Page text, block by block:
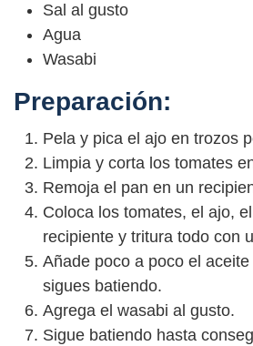
Sal al gusto
Agua
Wasabi
Preparación:
Pela y pica el ajo en trozos
Limpia y corta los tomates
Remoja el pan en un
Coloca los tomates, el ajo,
recipiente y tritura todo con
Añade poco a poco el
sigues batiendo.
Agrega el wasabi al gusto.
Sigue batiendo hasta